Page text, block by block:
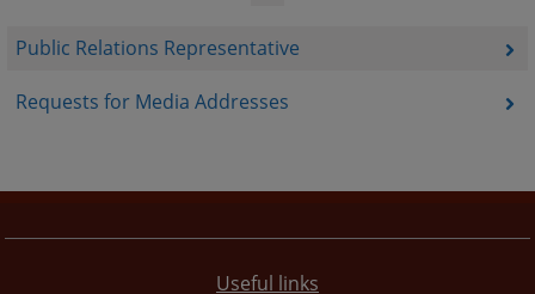
Public Relations Representative
Requests for Media Addresses
Useful links